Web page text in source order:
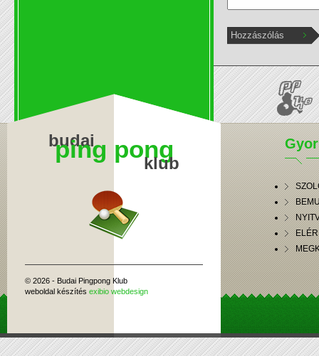
budai
ping pong
klub
© 2026 - Budai Pingpong Klub
weboldal készítés exibio webdesign